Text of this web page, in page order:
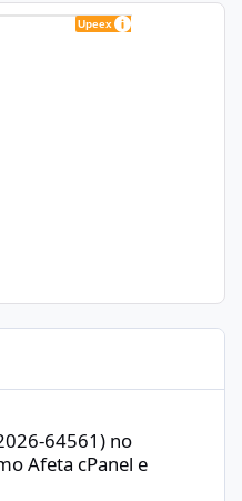
Como Afeta cPanel
64561) no
Afeta cPanel e